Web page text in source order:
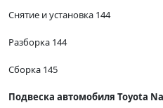
Снятие и установка 144
Разборка 144
Сборка 145
Подвеска автомобиля Toyota